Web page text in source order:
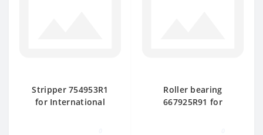
Stripper 754953R1
for International
Roller bearing
667925R91 for